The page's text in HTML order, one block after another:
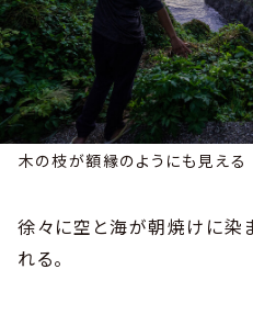
木の枝が額縁のようにも見える
徐々に空と海が朝焼けに染
れる。